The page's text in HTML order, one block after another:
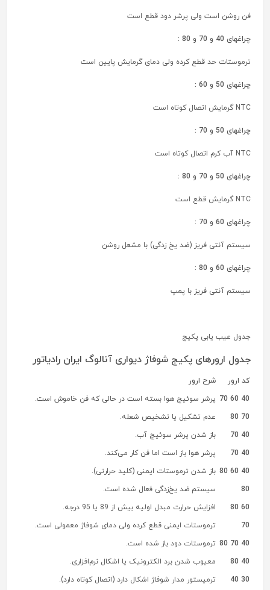
فن روشن است ولی پرشر دود قطع است
چراغهای 40 و 70 و 80 :
ترموستات حد قطع کرده ولی دمای گرمایش پایین است
چراغهای 50 و 60 :
NTC گرمایش اتصال کوتاه است
چراغهای 50 و 70 :
NTC آب کرم اتصال کوتاه است
چراغهای 50 و 70 و 80 :
NTC گرمایش قطع است
چراغهای 60 و 70 :
سیستم آنتی فریز (ضد یخ زدگی) با مشعل روشن
چراغهای 60 و 80 :
سیستم آنتی فریز با پمپ
جدول عیب یابی پکیج
جدول ارورهای پکیج شوفاژ دیواری آنالوگ ایران رادیاتور
کد ارور
شرح ارور
40 60 70
پرشر سوئیچ هوا بسته است در حالی که فن خاموش است.
70 80
عدم تشکیل یا تشخیص شعله.
40 70
باز شدن پرشر سوئیچ آب.
40 70
پرشر هوا باز است اما فن کار می‌کند.
40 60 80
باز شدن ترموستات ایمنی (کلید حرارتی).
80
سیستم ضد یخ‌زدگی فعال شده است.
60 80
افزایش حرارت مبدل اولیه بیش از 89 یا 95 درجه.
70
ترموستات ایمنی قطع کرده ولی دمای شوفاژ معمولی است.
40 70 80
ترموستات دود باز شده است.
40 80
معیوب شدن برد الکترونیک یا اشکال نرم‌افزاری.
30 40
ترمیستور مدار شوفاژ اشکال دارد (اتصال کوتاه دارد).